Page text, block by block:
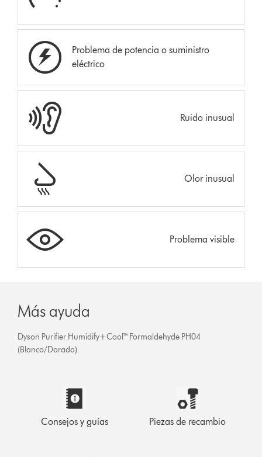
Problema de potencia o suministro
eléctrico
Ruido inusual
Olor inusual
Problema visible
Más ayuda
Dyson Purifier Humidify+Cool™ Formaldehyde PH04
(Blanco/Dorado)
Consejos y guías Piezas de recambio